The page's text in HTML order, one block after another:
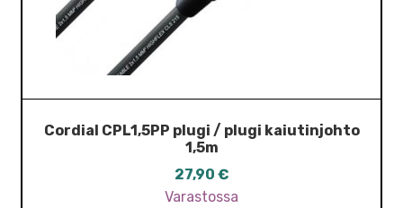
Cordial CPL1,5PP plugi / plugi kaiutinjohto
1,5m
27,90 €
Varastossa